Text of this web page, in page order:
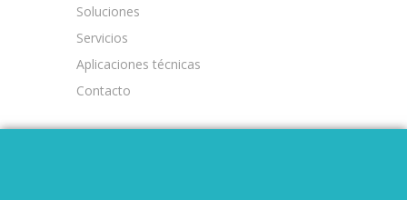
Soluciones
Servicios
Aplicaciones técnicas
Contacto